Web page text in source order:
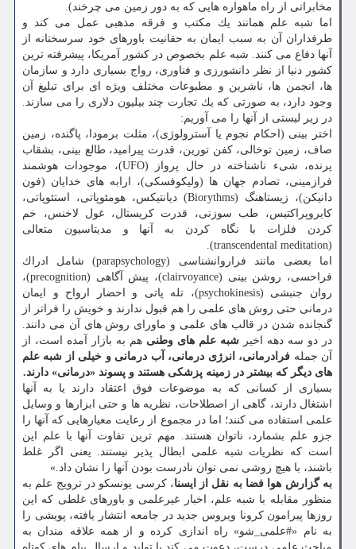
مخابراتی از راه ماهواره هایی كه به دور زمین می چرخند).
اما شبه علم همانند یك مكتب و فرقه مذهبی عمل می كند و
طرفداران آن به سبب ایمان به حقانیت باورهای خود سرسختانه از
آنها دفاع می كنند. شبه علم بخصوص در كشور آمریكا، پیشرفته ترین
كشور دنیا از نظر دانشورزی و فناوری، رواج بسیاری دارد و سازمان
ها، انجمن ها، ناشرین و مطبوعات مختلف ویژه ای برای تبلیغ آن
وجود دارد، به صورتی كه یك تجارت چند بیلیون دلاری را می سازند.
در زیر لیستی از آنها را می آوریم:
اختر بینی (احكام نجوم یا آسترولوژی)، مثلت برمودا، پاگنده، زمین
صاف، زمین توخالی، كفن تورین، قدرت پیرامید، طالع بینی، بشقاب
پرنده، شیء ناشناخته در حال پرواز (UFO)، موجودات هوشمند
فرازمینی، تصادم جهان ها (ولیكوفسكی)، ارابه های خدایان (فون
دانیكن)، زیستاهنگ (Biorythms) دیانتیكس، هومئوپاتی، استئوپاتی،
كایروپراكتیس، طب سوزنی، قدرت كریستال، غول لاخنس، خم
كردن فلزات با نگاه كردن به آنها و مدیتاسیون متعالی
(transcendental meditation).
اما بعضی مانند فراروانشناسی (parapsychology) شامل ادراك
فراحسی، روشن بینی (clairvoyance)، پیش آگاهی (precognition)،
روان جنبشی (psychokinesis)، تله پاتی و احضار ارواح و ایمان
درمانی حتی روش های علمی را هم قبول ندارند و خویش را فراتر از
گنجانده شدن در قالب های علمی و ماورای روش های آن می دانند.
در دو سه دهه اخیر شبه علم های وطنی هم به بازار آمده است، از
آن جمله فرادرمانی، انرژی درمانی، آب درمانی و خیلی از شبه علم
های دیگر كه بیشتر در زمینه پزشكی هستند و پسوند «درمانی» دارند.
بسیاری از كسانی كه به موضوعات فوق اعتقاد دارند یا به آنها
اشتغال دارند، گاهی از اصطلاحات، نظریه ها و حتی ابزارها و وسایل
علمی استفاده می كنند؛ اما در مجموع از رعایت معیارهایی كه آنها را
جزو علم بشمارد، ناتوان هستند. مهم ترین تفاوت آنها با علم این
است كه نظریات شبه علمی ابطال پذیر نیستند. یعنی اگر غلط
باشند، با هیچ روشی نمی توان نادرست بودن آنها را نشان داد.»
به گزارش هوا فضا به نقل از ایسنا، كرسی یونسكو در ترویج علم به
منظور مقابله با شبه علم، اخبار غیرعلمی و باورهای غلطی كه این
روزها پیرامون كرونا ویروس جدید در جامعه انتشار یافته، پویشی را
به نام «#علمی_شو» راه اندازی كرده و از همه علاقه مندان به